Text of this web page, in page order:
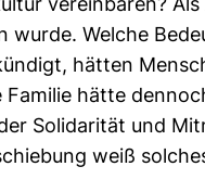
wurde. Welche
hätten
hätte
Solidarität und
weiß